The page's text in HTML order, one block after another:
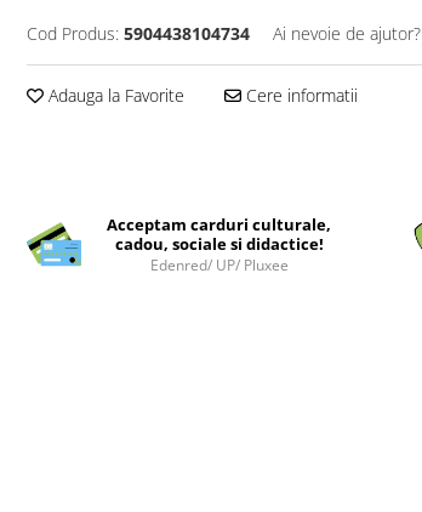
Cod Produs: 5904438104734 Ai nevoie de ajutor?
Adauga la Favorite Cere informatii
Acceptam carduri culturale,
cadou, sociale si didactice!
Edenred/ UP/ Pluxee